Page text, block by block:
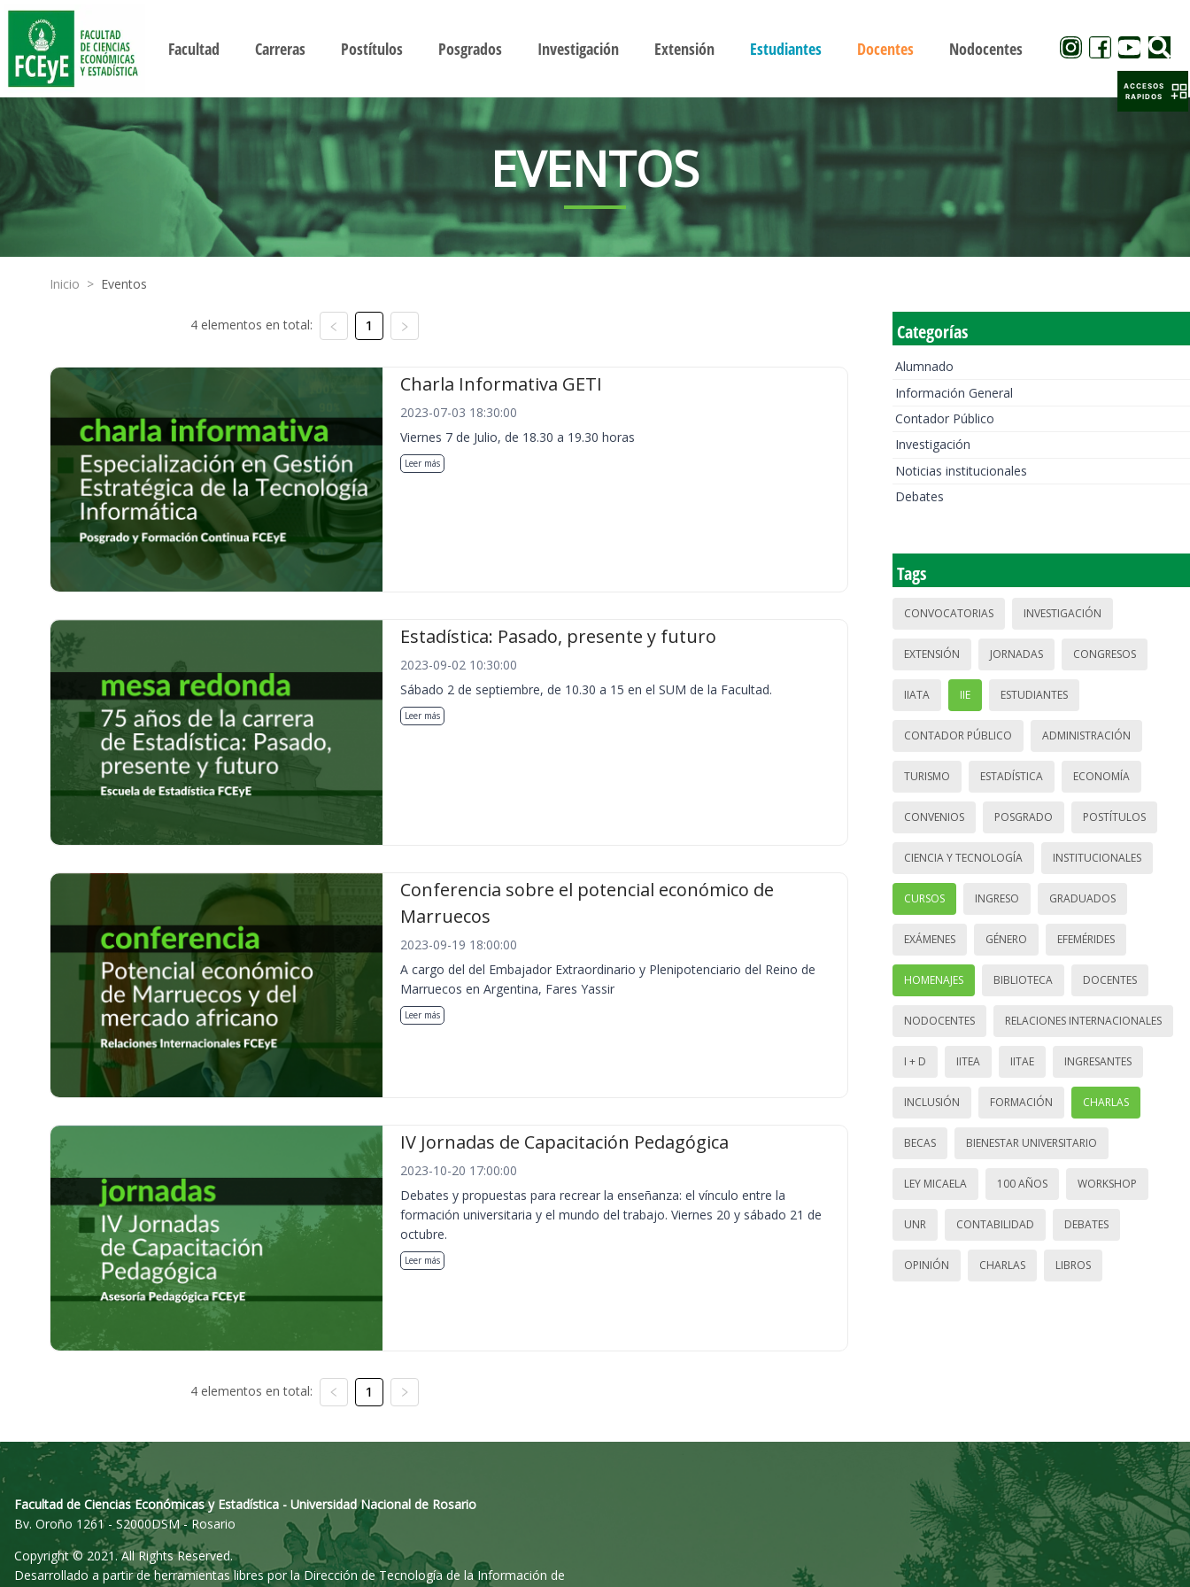
Facultad Carreras Postítulos Posgrados Investigación Extensión Estudiantes Docentes Nodocentes
EVENTOS
Inicio > Eventos
4 elementos en total: 1
Charla Informativa GETI
2023-07-03 18:30:00
Viernes 7 de Julio, de 18.30 a 19.30 horas
Leer más
Estadística: Pasado, presente y futuro
2023-09-02 10:30:00
Sábado 2 de septiembre, de 10.30 a 15 en el SUM de la Facultad.
Leer más
Conferencia sobre el potencial económico de
Marruecos
2023-09-19 18:00:00
A cargo del del Embajador Extraordinario y Plenipotenciario del Reino de
Marruecos en Argentina, Fares Yassir
Leer más
IV Jornadas de Capacitación Pedagógica
2023-10-20 17:00:00
Debates y propuestas para recrear la enseñanza: el vínculo entre la
formación universitaria y el mundo del trabajo. Viernes 20 y sábado 21 de
octubre.
Leer más
4 elementos en total: 1
Categorías
Alumnado
Información General
Contador Público
Investigación
Noticias institucionales
Debates
Tags
CONVOCATORIAS INVESTIGACIÓN
EXTENSIÓN JORNADAS CONGRESOS
IIATA IIE ESTUDIANTES
CONTADOR PÚBLICO ADMINISTRACIÓN
TURISMO ESTADÍSTICA ECONOMÍA
CONVENIOS POSGRADO POSTÍTULOS
CIENCIA Y TECNOLOGÍA INSTITUCIONALES
CURSOS INGRESO GRADUADOS
EXÁMENES GÉNERO EFEMÉRIDES
HOMENAJES BIBLIOTECA DOCENTES
NODOCENTES RELACIONES INTERNACIONALES
I + D IITEA IITAE INGRESANTES
INCLUSIÓN FORMACIÓN CHARLAS
BECAS BIENESTAR UNIVERSITARIO
LEY MICAELA 100 AÑOS WORKSHOP
UNR CONTABILIDAD DEBATES
OPINIÓN CHARLAS LIBROS
Facultad de Ciencias Económicas y Estadística - Universidad Nacional de Rosario
Bv. Oroño 1261 - S2000DSM - Rosario
Copyright © 2021. All Rights Reserved.
Desarrollado a partir de herramientas libres por la Dirección de Tecnología de la Información de
ACCESOS
RAPIDOS